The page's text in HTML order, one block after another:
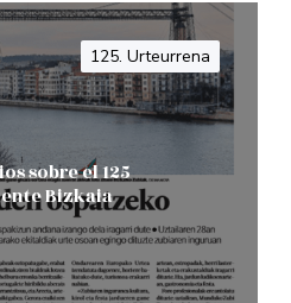
125. Urteurrena
sobre el 125
Bizkaia